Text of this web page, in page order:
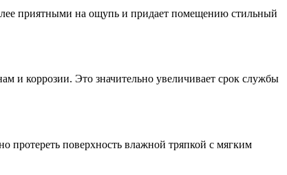
приятными на ощупь и придает помещению стильный
и коррозии. Это значительно увеличивает срок службы
протереть поверхность влажной тряпкой с мягким